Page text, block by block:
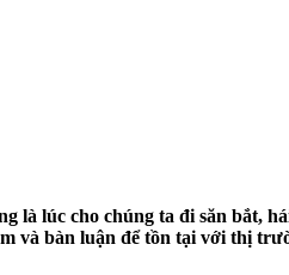
là lúc cho chúng ta đi săn
và bàn luận để tồn tại với thị